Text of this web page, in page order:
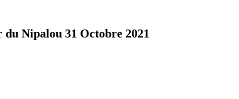
du Nipalou 31 Octobre 2021